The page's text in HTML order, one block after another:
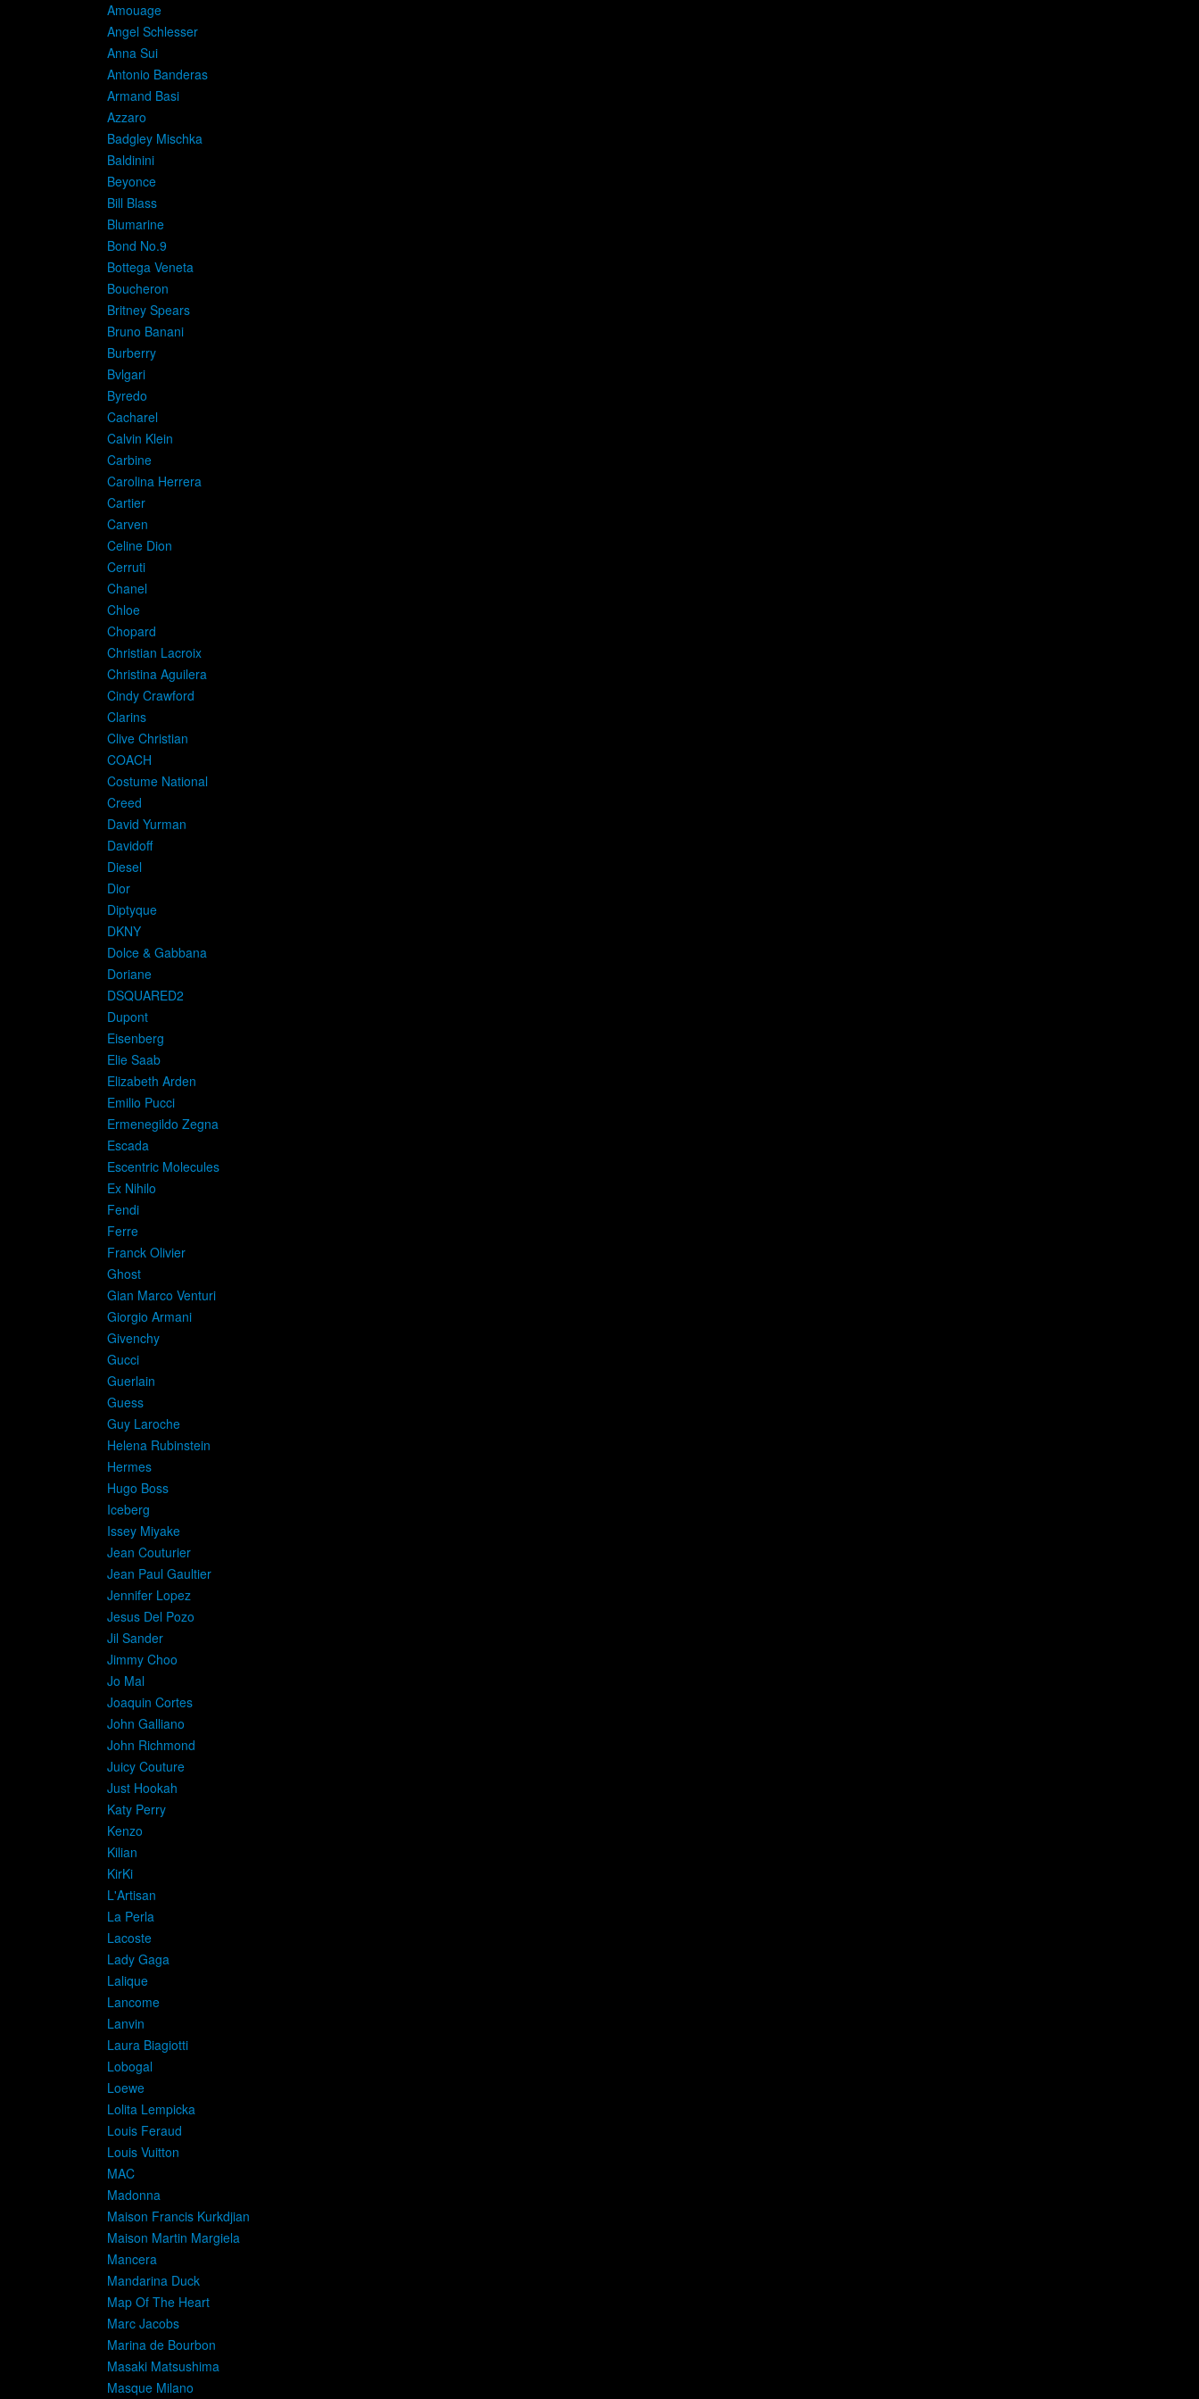
Amouage
Angel Schlesser
Anna Sui
Antonio Banderas
Armand Basi
Azzaro
Badgley Mischka
Baldinini
Beyonce
Bill Blass
Blumarine
Bond No.9
Bottega Veneta
Boucheron
Britney Spears
Bruno Banani
Burberry
Bvlgari
Byredo
Cacharel
Calvin Klein
Carbine
Carolina Herrera
Cartier
Carven
Celine Dion
Cerruti
Chanel
Chloe
Chopard
Christian Lacroix
Christina Aguilera
Cindy Crawford
Clarins
Clive Christian
COACH
Costume National
Creed
David Yurman
Davidoff
Diesel
Dior
Diptyque
DKNY
Dolce & Gabbana
Doriane
DSQUARED2
Dupont
Eisenberg
Elie Saab
Elizabeth Arden
Emilio Pucci
Ermenegildo Zegna
Escada
Escentric Molecules
Ex Nihilo
Fendi
Ferre
Franck Olivier
Ghost
Gian Marco Venturi
Giorgio Armani
Givenchy
Gucci
Guerlain
Guess
Guy Laroche
Helena Rubinstein
Hermes
Hugo Boss
Iceberg
Issey Miyake
Jean Couturier
Jean Paul Gaultier
Jennifer Lopez
Jesus Del Pozo
Jil Sander
Jimmy Choo
Jo Mal
Joaquin Cortes
John Galliano
John Richmond
Juicy Couture
Just Hookah
Katy Perry
Kenzo
Kilian
KirKi
L'Artisan
La Perla
Lacoste
Lady Gaga
Lalique
Lancome
Lanvin
Laura Biagiotti
Lobogal
Loewe
Lolita Lempicka
Louis Feraud
Louis Vuitton
MAC
Madonna
Maison Francis Kurkdjian
Maison Martin Margiela
Mancera
Mandarina Duck
Map Of The Heart
Marc Jacobs
Marina de Bourbon
Masaki Matsushima
Masque Milano